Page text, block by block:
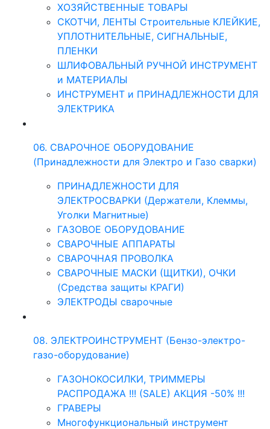
ХОЗЯЙСТВЕННЫЕ ТОВАРЫ
СКОТЧИ, ЛЕНТЫ Строительные КЛЕЙКИЕ,
УПЛОТНИТЕЛЬНЫЕ, СИГНАЛЬНЫЕ,
ПЛЕНКИ
ШЛИФОВАЛЬНЫЙ РУЧНОЙ ИНСТРУМЕНТ
и МАТЕРИАЛЫ
ИНСТРУМЕНТ и ПРИНАДЛЕЖНОСТИ ДЛЯ
ЭЛЕКТРИКА
06. СВАРОЧНОЕ ОБОРУДОВАНИЕ
(Принадлежности для Электро и Газо сварки)
ПРИНАДЛЕЖНОСТИ ДЛЯ
ЭЛЕКТРОСВАРКИ (Держатели, Клеммы,
Уголки Магнитные)
ГАЗОВОЕ ОБОРУДОВАНИЕ
СВАРОЧНЫЕ АППАРАТЫ
СВАРОЧНАЯ ПРОВОЛКА
СВАРОЧНЫЕ МАСКИ (ЩИТКИ), ОЧКИ
(Средства защиты КРАГИ)
ЭЛЕКТРОДЫ сварочные
08. ЭЛЕКТРОИНСТРУМЕНТ (Бензо-электро-
газо-оборудование)
ГАЗОНОКОСИЛКИ, ТРИММЕРЫ
РАСПРОДАЖА !!! (SALE) АКЦИЯ -50% !!!
ГРАВЕРЫ
Многофункциональный инструмент